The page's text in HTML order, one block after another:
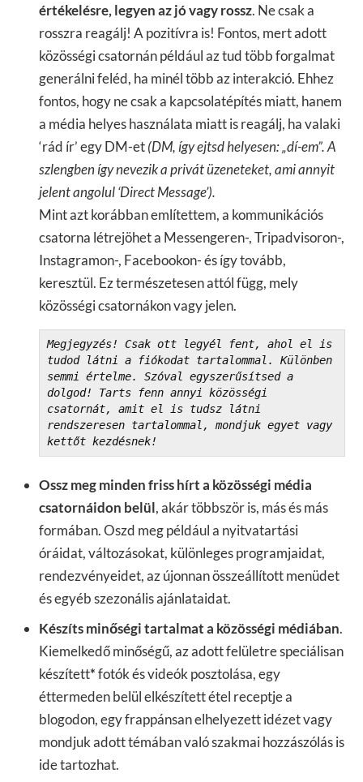
értékelésre, legyen az jó vagy rossz. Ne csak a
rosszra reagálj! A pozitívra is! Fontos, mert adott
közösségi csatornán például az tud több forgalmat
generálni feléd, ha minél több az interakció. Ehhez
fontos, hogy ne csak a kapcsolatépítés miatt, hanem
a média helyes használata miatt is reagálj, ha valaki
‘rád ír’ egy DM-et(DM, így ejtsd helyesen: „dí-em”. A
szlengben így nevezik a privát üzeneteket, ami annyit
jelent angolul ‘Direct Message’).
Mint azt korábban említettem, a kommunikációs
csatorna létrejöhet a Messengeren-, Tripadvisoron-,
Instagramon-, Facebookon- és így tovább,
keresztül. Ez természetesen attól függ, mely
közösségi csatornákon vagy jelen.
Megjegyzés! Csak ott legyél fent, ahol el is
tudod látni a fiókodat tartalommal. Különben
semmi értelme. Szóval egyszerűsítsed a
dolgod! Tarts fenn annyi közösségi
csatornát, amit el is tudsz látni
rendszeresen tartalommal, mondjuk egyet vagy
kettőt kezdésnek!
Ossz meg minden friss hírt a közösségi média
csatornáidon belül, akár többször is, más és más
formában. Oszd meg például a nyitvatartási
óráidat, változásokat, különleges programjaidat,
rendezvényeidet, az újonnan összeállított menüdet
és egyéb szezonális ajánlataidat.
Készíts minőségi tartalmat a közösségi médiában.
Kiemelkedő minőségű, az adott felületre speciálisan
készített*fotók és videók posztolása, egy
éttermeden belül elkészített étel receptje a
blogodon, egy frappánsan elhelyezett idézet vagy
mondjuk adott témában való szakmai hozzászólás is
ide tartozhat.